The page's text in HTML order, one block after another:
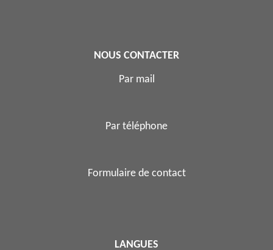
NOUS CONTACTER
Par mail
Par téléphone
Formulaire de contact
LANGUES